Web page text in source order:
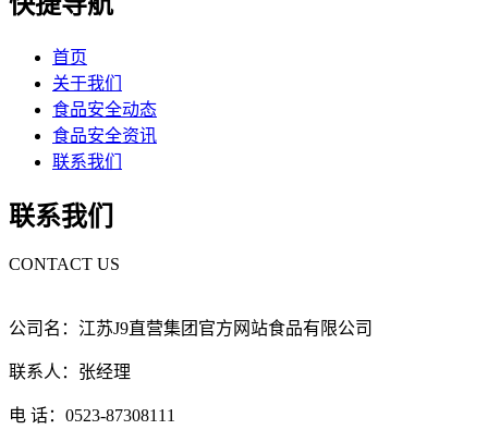
首页
关于我们
食品安全动态
食品安全资讯
联系我们
联系我们
CONTACT US
公司名：江苏J9直营集团官方网站食品有限公司
联系人：张经理
电 话：0523-87308111